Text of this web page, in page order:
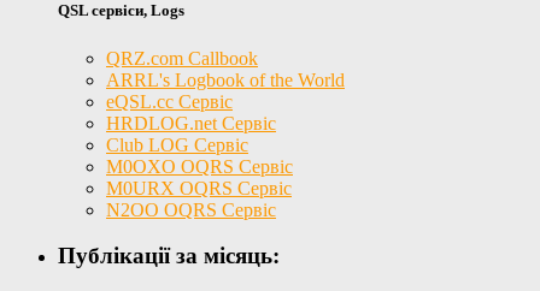
QSL сервіси, Logs
QRZ.com Callbook
ARRL's Logbook of the World
eQSL.cc Сервіс
HRDLOG.net Сервіс
Club LOG Сервіс
M0OXO OQRS Сервіс
M0URX OQRS Сервіс
N2OO OQRS Сервіс
Публікації за місяць: